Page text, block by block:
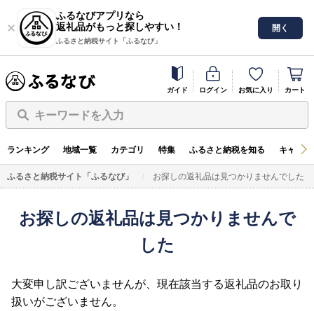
ふるなびアプリなら
返礼品がもっと探しやすい！
ふるさと納税サイト「ふるなび」
開く
ガイド ログイン お気に入り カート
キーワードを入力
ランキング 地域一覧 カテゴリ 特集 ふるさと納税を知る キャン
ふるさと納税サイト「ふるなび」 お探しの返礼品は見つかりませんでした
お探しの返礼品は見つかりませんで
した
大変申し訳ございませんが、現在該当する返礼品のお取り
扱いがございません。